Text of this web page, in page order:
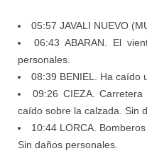
05:57 JAVALI NUEVO
06:43 ABARAN. El
personales.
08:39 BENIEL. Ha caído
09:26 CIEZA.
caído sobre la calzada. Sin
10:44 LORCA.
Sin daños personales.